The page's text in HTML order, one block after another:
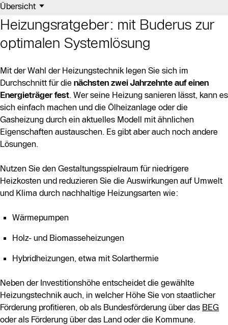
Übersicht
Heizungsratgeber: mit Buderus zur
optimalen Systemlösung
Mit der Wahl der Heizungstechnik legen Sie sich im
Durchschnitt für die nächsten zwei Jahrzehnte auf einen
Energieträger fest. Wer seine Heizung sanieren lässt, kann es
sich einfach machen und die Ölheizanlage oder die
Gasheizung durch ein aktuelles Modell mit ähnlichen
Eigenschaften austauschen. Es gibt aber auch noch andere
Lösungen.
Nutzen Sie den Gestaltungsspielraum für niedrigere
Heizkosten und reduzieren Sie die Auswirkungen auf Umwelt
und Klima durch nachhaltige Heizungsarten wie:
Wärmepumpen
Holz- und Biomasseheizungen
Hybridheizungen, etwa mit Solarthermie
Neben der Investitionshöhe entscheidet die gewählte
Heizungstechnik auch, in welcher Höhe Sie von staatlicher
Förderung profitieren, ob als Bundesförderung über das BEG
oder als Förderung über das Land oder die Kommune.